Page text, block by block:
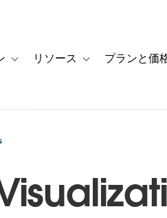
カスタマーストーリー
Toggle sub-navigation for ソリューショ
リソース Toggle sub-
プランと価